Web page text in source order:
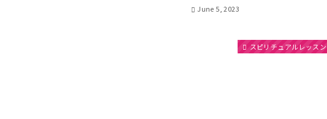
June 5, 2023
スピリチュアルレッスン